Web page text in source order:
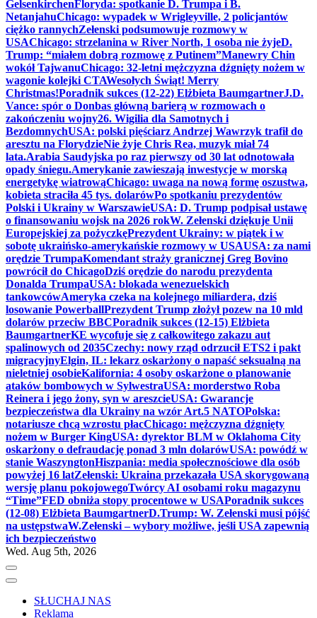
GelsenkirchenFloryda: spotkanie D. Trumpa i B.
NetanjahuChicago: wypadek w Wrigleyville, 2 policjantów
ciężko rannychZełenski podsumowuje rozmowy w
USAChicago: strzelanina w River North, 1 osoba nie żyjeD.
Trump: “miałem dobrą rozmowę z Putinem”Manewry Chin
wokół TajwanuChicago: 32-letni mężczyzna dźgnięty nożem w
wagonie kolejki CTAWesołych Świąt! Merry
Christmas!Poradnik sukces (12-22) Elżbieta BaumgartnerJ.D.
Vance: spór o Donbas główną barierą w rozmowach o
zakończeniu wojny26. Wigilia dla Samotnych i
BezdomnychUSA: polski pięściarz Andrzej Wawrzyk trafił do
aresztu na FlorydzieNie żyje Chris Rea, muzyk miał 74
lata.Arabia Saudyjska po raz pierwszy od 30 lat odnotowała
opady śniegu.Amerykanie zawieszają inwestycje w morską
energetykę wiatrowąChicago: uwaga na nową formę oszustwa,
kobieta straciła 45 tys. dolarówPo spotkaniu prezydentów
Polski i Ukrainy w WarszawieUSA: D. Trump podpisał ustawę
o finansowaniu wojsk na 2026 rokW. Zełenski dziękuje Unii
Europejskiej za pożyczkęPrezydent Ukrainy: w piątek i w
sobotę ukraińsko-amerykańskie rozmowy w USAUSA: za nami
orędzie TrumpaKomendant straży granicznej Greg Bovino
powrócił do ChicagoDziś orędzie do narodu prezydenta
Donalda TrumpaUSA: blokada wenezuelskich
tankowcówAmeryka czeka na kolejnego miliardera, dziś
losowanie PowerballPrezydent Trump złożył pozew na 10 mld
dolarów przeciw BBCPoradnik sukces (12-15) Elżbieta
BaumgartnerKE wycofuje się z całkowitego zakazu aut
spalinowych od 2035Czechy: nowy rząd odrzucił ETS2 i pakt
migracyjnyElgin, IL: lekarz oskarżony o napaść seksualną na
nieletniej osobieKalifornia: 4 osoby oskarżone o planowanie
ataków bombowych w SylwestraUSA: morderstwo Roba
Reinera i jego żony, syn w areszcieUSA: Gwarancje
bezpieczeństwa dla Ukrainy na wzór Art.5 NATOPolska:
notariusze chcą wzrostu płacChicago: mężczyzna dźgnięty
nożem w Burger KingUSA: dyrektor BLM w Oklahoma City
oskarżony o defraudację ponad 3 mln dolarówUSA: powódź w
stanie WaszyngtonHiszpania: media społecznościowe dla osób
powyżej 16 latZełenski: Ukraina przekazała USA skorygowaną
wersję planu pokojowegoTwórcy AI osobami roku magazynu
“Time”FED obniża stopy procentowe w USAPoradnik sukces
(12-08) Elżbieta BaumgartnerD.Trump: W. Zełenski musi pójść
na ustępstwaW.Zełenski – wybory możliwe, jeśli USA zapewnią
ich bezpieczeństwo
Wed. Aug 5th, 2026
SŁUCHAJ NAS
Reklama